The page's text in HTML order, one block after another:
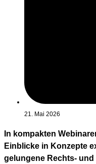
21. Mai 2026
In kompakten
Einblicke in Konzepte
gelungene Rechts-